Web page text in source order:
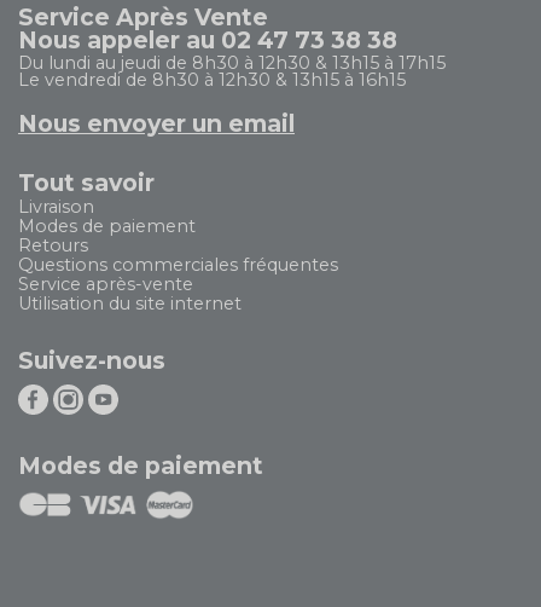
Service Après Vente
Nous appeler au 02 47 73 38 38
Du lundi au jeudi de 8h30 à 12h30 & 13h15 à 17h15
Le vendredi de 8h30 à 12h30 & 13h15 à 16h15
Nous envoyer un email
Tout savoir
Livraison
Modes de paiement
Retours
Questions commerciales fréquentes
Service après-vente
Utilisation du site internet
Suivez-nous
Modes de paiement